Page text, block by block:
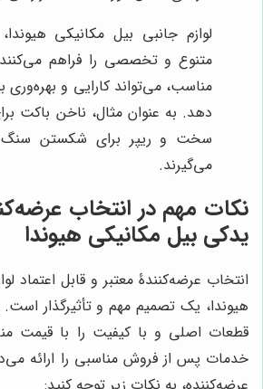
لوازم جانبی بیل مکانیکی
متنوع و تخصصی را فراهم
مناسب، می‌تواند کارایی و بهره‌وری
دهد. به عنوان مثال، ناخن باکت
سخت و ریپر برای شکستن سنگ‌ها
می‌گیرند.
نکات مهم در انتخاب
یدکی بیل مکانیکی هیوندا
انتخاب عرضه‌کنندۀ معتبر و قابل اعتماد
هیوندا، یک تصمیم مهم و تأثیرگذار
قطعات اصلی و با کیفیت را با قیمت
خدمات پس از فروش مناسبی را ارائه